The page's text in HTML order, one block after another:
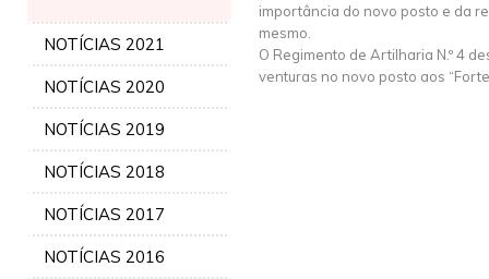
NOTÍCIAS 2021
NOTÍCIAS 2020
NOTÍCIAS 2019
NOTÍCIAS 2018
NOTÍCIAS 2017
NOTÍCIAS 2016
importância do novo posto e da
mesmo.
O Regimento de Artilharia N.º 4
venturas no novo posto aos